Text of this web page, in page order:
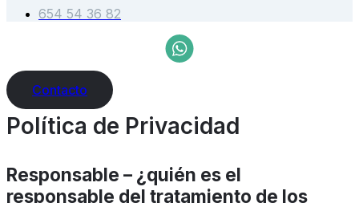
654 54 36 82
Contacto
Política de Privacidad
Responsable – ¿quién es el
responsable del tratamiento de los